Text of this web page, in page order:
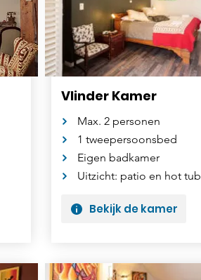
Vlinder Kamer
Max. 2 personen
1 tweepersoonsbed
Eigen badkamer
Uitzicht: patio en hot tub
Bekijk de kamer